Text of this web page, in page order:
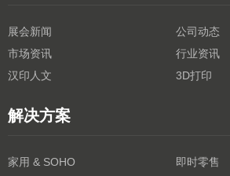
展会新闻
公司动态
市场资讯
行业资讯
汉印人文
3D打印
解决方案
家用 & SOHO
即时零售